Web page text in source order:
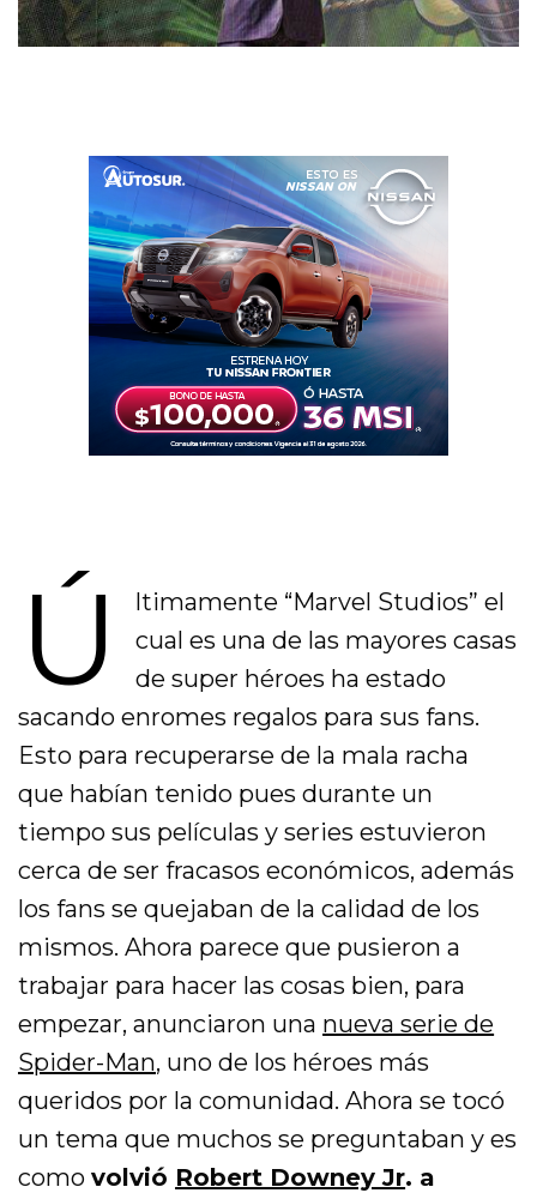
Ú
ltimamente “Marvel Studios” el
cual es una de las mayores casas
de super héroes ha estado
sacando enromes regalos para sus fans.
Esto para recuperarse de la mala racha
que habían tenido pues durante un
tiempo sus películas y series estuvieron
cerca de ser fracasos económicos, además
los fans se quejaban de la calidad de los
mismos. Ahora parece que pusieron a
trabajar para hacer las cosas bien, para
empezar, anunciaron una nueva serie de
Spider-Man, uno de los héroes más
queridos por la comunidad. Ahora se tocó
un tema que muchos se preguntaban y es
comovolvió Robert Downey Jr. a